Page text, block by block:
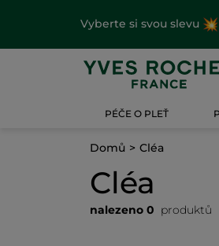
Vyberte si svou slevu
PÉČE O PLEŤ
Domů Cléa
Cléa
nalezeno 0 produktů